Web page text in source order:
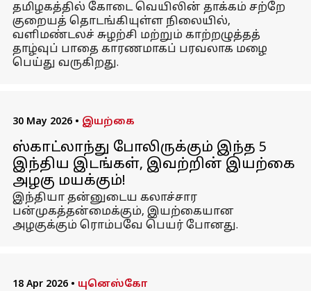
தமிழகத்தில் கோடை வெயிலின் தாக்கம் சற்றே
குறையத் தொடங்கியுள்ள நிலையில்,
வளிமண்டலச் சுழற்சி மற்றும் காற்றழுத்தத்
தாழ்வுப் பாதை காரணமாகப் பரவலாக மழை
பெய்து வருகிறது.
30 May 2026 • இயற்கை
ஸ்காட்லாந்து போலிருக்கும் இந்த 5
இந்திய இடங்கள், இவற்றின் இயற்கை
அழகு மயக்கும்!
இந்தியா தன்னுடைய கலாச்சார
பன்முகத்தன்மைக்கும், இயற்கையான
அழகுக்கும் ரொம்பவே பெயர் போனது.
18 Apr 2026 • யுனெஸ்கோ